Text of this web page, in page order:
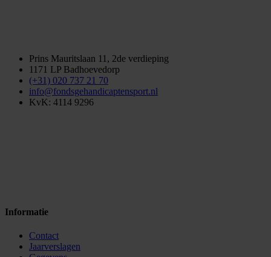
Prins Mauritslaan 11, 2de verdieping
1171 LP Badhoevedorp
(+31) 020 737 21 70
info@fondsgehandicaptensport.nl
KvK: 4114 9296
Informatie
Contact
Jaarverslagen